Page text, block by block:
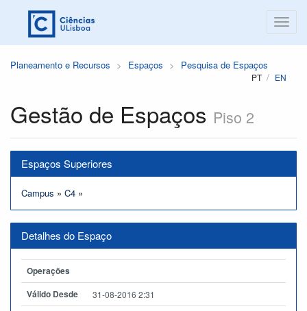
Planeamento e Recursos Espaços Pesquisa de Espaços
PT EN
Gestão de Espaços Piso 2
Espaços Superiores
Campus » C4 »
Detalhes do Espaço
Operações
Válido Desde
31-08-2016 2:31